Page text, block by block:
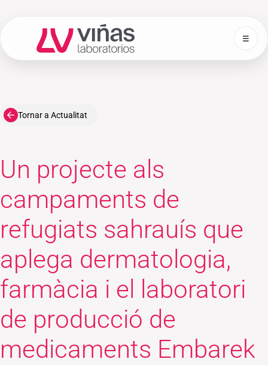
Laboratorios Viñas ☰
Tornar a Actualitat
Un projecte als
campaments de
refugiats sahrauís que
aplega dermatologia,
farmàcia i el laboratori
de producció de
medicaments Embarek